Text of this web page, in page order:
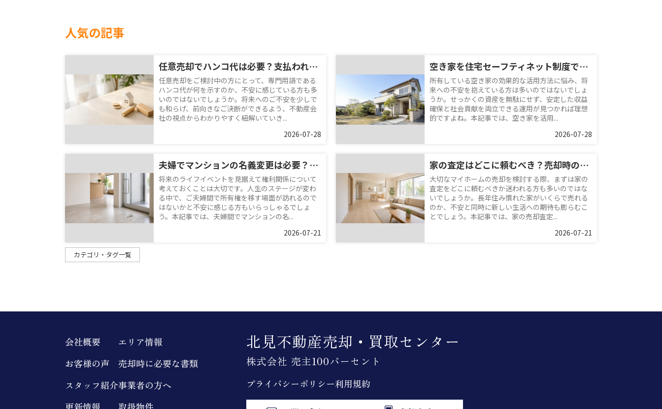
人気の記事
任意売却でハンコ代は必要？支払われる条件や注意点についても解説
任意売却をご検討中の方にとって、専門用語である
ハンコ代が何を示すのか、不安に感じている方も多
いのではないでしょうか。将来へのご不安を少しで
も和らげ、前向きなご決断ができるよう、不動産会
社の視点からわかりやすく紐解いていき...
2026-07-28
空き家を住宅セーフティネット制度で活用！登録の流れや注意点も解説
所有している空き家の効果的な活用方法に悩み、将
来への不安を抱えている方は多いのではないでしょ
うか。せっかくの資産を無駄にせず、安定した収益
確保と社会貢献を両立できる運用が見つかれば理想
的ですよね。本記事では、空き家を活用...
2026-07-28
夫婦でマンションの名義変更は必要？費用や注意点についても解説
将来のライフイベントを見据えて権利関係について
考えておくことは大切です。人生のステージが変わ
る中で、ご夫婦間で所有権を移す場面が訪れるので
はないかと不安に感じる方もいらっしゃるでしょ
う。本記事では、夫婦間でマンションの名...
2026-07-21
家の査定はどこに頼むべき？売却時の依頼先や注意点についても解説
大切なマイホームの売却を検討する際、まずは家の
査定をどこに頼むべきか迷われる方も多いのではな
いでしょうか。長年住み慣れた家がいくらで売れる
のか、不安と同時に新しい生活への期待も膨らむこ
とでしょう。本記事では、家の売却査定...
2026-07-21
カテゴリ・タグ一覧
会社概要
お客様の声
スタッフ紹介
エリア情報
売却時に必要な書類
事業者の方へ
北見不動産売却・買取センター
株式会社 売主100パーセント
プライバシーポリシー利用規約